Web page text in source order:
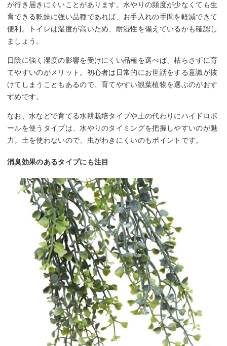
が行き届きにくいことがあります。水やりの頻度が少なくても生
育できる乾燥に強い品種であれば、お手入れの手間を軽減できて
便利。トイレは湿度が高いため、耐湿性を備えているかも確認し
ましょう。
日陰に強く湿度の影響を受けにくい品種を選べば、枯らさずに育
てやすいのがメリット。初心者は日常的にお世話をする意識が抜
けてしまうこともあるので、育てやすい観葉植物を選ぶのがおす
すめです。
なお、水などで育てる水耕栽培タイプや土の代わりにハイドロボ
ールを使うタイプは、水やりのタイミングを把握しやすいのが魅
力。土を使わないので、虫がわきにくいのもポイントです。
消臭効果のあるタイプにも注目